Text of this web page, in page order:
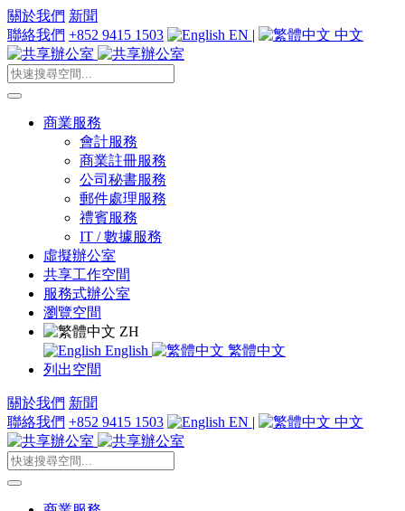
關於我們 新聞
聯絡我們 +852 9415 1503 EN | 中文
商業服務
會計服務
商業註冊服務
公司秘書服務
郵件處理服務
禮賓服務
IT / 數據服務
虛擬辦公室
共享工作空間
服務式辦公室
瀏覽空間
ZH
English
繁體中文
列出空間
關於我們 新聞
聯絡我們 +852 9415 1503 EN | 中文